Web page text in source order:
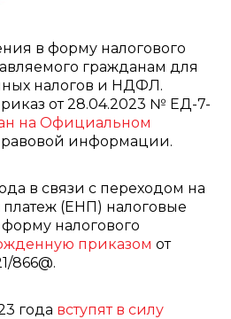
в форму налогового
гражданам для
налогов и НДФЛ.
от 28.04.2023 № ЕД-7-
на Официальном
информации.
в связи с переходом на
(ЕНП) налоговые
налогового
приказом от
866@.
года вступят в силу